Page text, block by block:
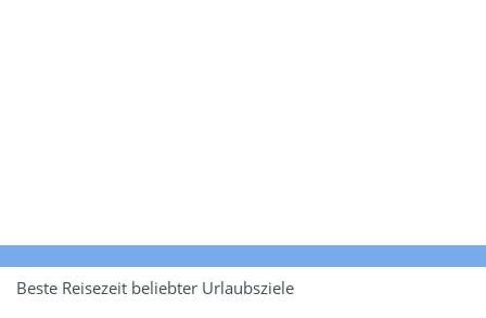
Beste Reisezeit beliebter Urlaubsziele